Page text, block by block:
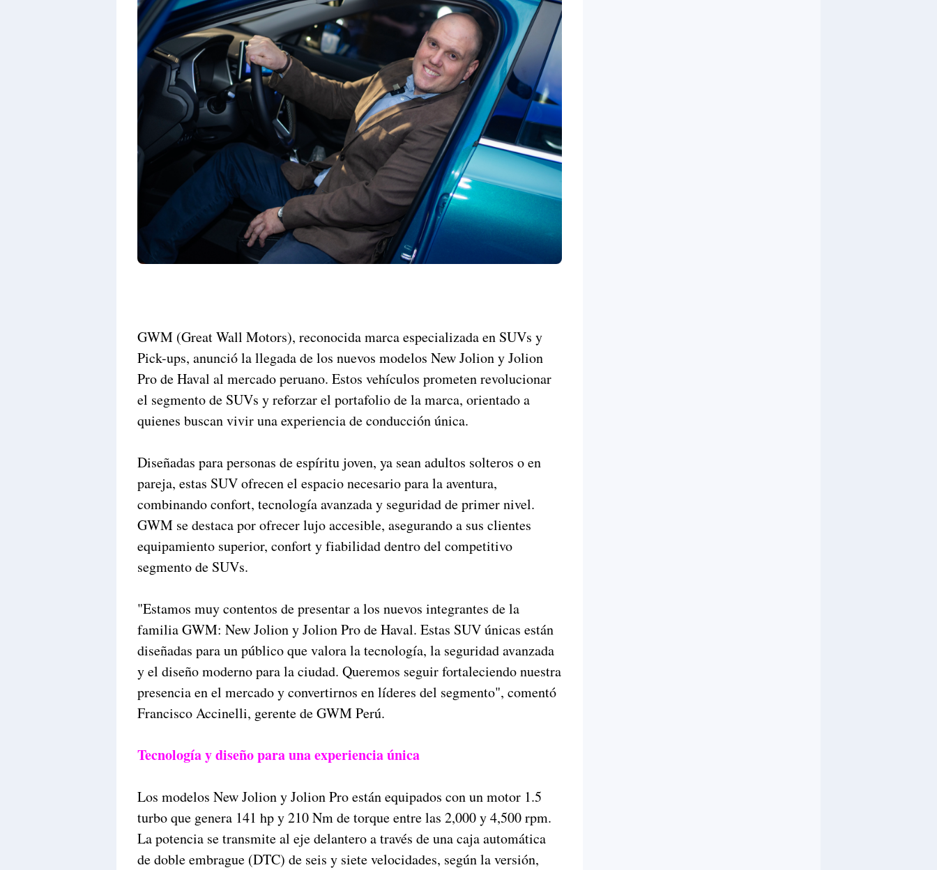
GWM (Great Wall Motors), reconocida marca especializada en SUVs y
Pick-ups, anunció la llegada de los nuevos modelos New Jolion y Jolion
Pro de Haval al mercado peruano. Estos vehículos prometen revolucionar
el segmento de SUVs y reforzar el portafolio de la marca, orientado a
quienes buscan vivir una experiencia de conducción única.
Diseñadas para personas de espíritu joven, ya sean adultos solteros o en
pareja, estas SUV ofrecen el espacio necesario para la aventura,
combinando confort, tecnología avanzada y seguridad de primer nivel.
GWM se destaca por ofrecer lujo accesible, asegurando a sus clientes
equipamiento superior, confort y fiabilidad dentro del competitivo
segmento de SUVs.
"Estamos muy contentos de presentar a los nuevos integrantes de la
familia GWM: New Jolion y Jolion Pro de Haval. Estas SUV únicas están
diseñadas para un público que valora la tecnología, la seguridad avanzada
y el diseño moderno para la ciudad. Queremos seguir fortaleciendo nuestra
presencia en el mercado y convertirnos en líderes del segmento", comentó
Francisco Accinelli, gerente de GWM Perú.
Tecnología y diseño para una experiencia única
Los modelos New Jolion y Jolion Pro están equipados con un motor 1.5
turbo que genera 141 hp y 210 Nm de torque entre las 2,000 y 4,500 rpm.
La potencia se transmite al eje delantero a través de una caja automática
de doble embrague (DTC) de seis y siete velocidades, según la versión,